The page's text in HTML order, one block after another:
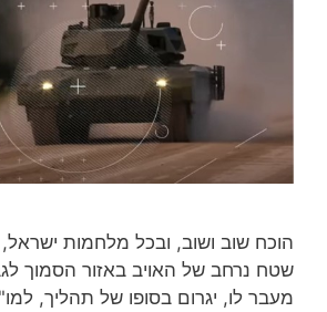
הוכח שוב ושוב, ובכל מלחמות
שטח נרחב של האויב באזור הסמוך
מעבר לו, יגרום בסופו של תהליך,